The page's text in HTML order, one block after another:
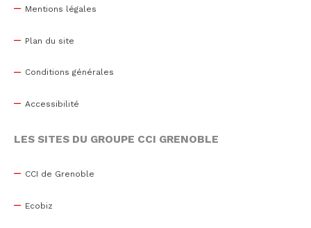
Mentions légales
Plan du site
Conditions générales
Accessibilité
LES SITES DU GROUPE CCI GRENOBLE
CCI de Grenoble
Ecobiz